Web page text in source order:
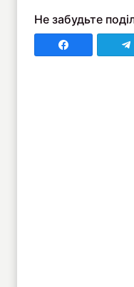
Не забудьте
Поділитись у